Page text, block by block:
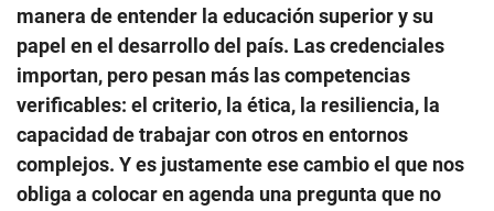
manera de entender la educación superior y su
papel en el desarrollo del país. Las credenciales
importan, pero pesan más las competencias
verificables: el criterio, la ética, la resiliencia, la
capacidad de trabajar con otros en entornos
complejos. Y es justamente ese cambio el que nos
obliga a colocar en agenda una pregunta que no